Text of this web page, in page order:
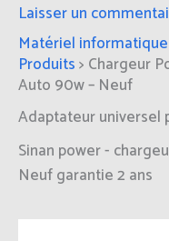
Laisser un
Matériel
Produits> Chargeur
Auto 90w – Neuf
Adaptateur universel
Sinan power -
Neuf garantie 2 ans